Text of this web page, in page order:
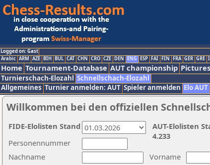
Logged on: Gast
Arabic ARM AZE BIH BUL CAT CHN CRO CZE DEN ENG ESP FAI FIN FRA GER GRE
Home Tournament-Database AUT championship Pictures
Turnierschach-Elozahl Schnellschach-Elozahl
Allgemeines Turnier anmelden: AUT Spieler anmelden Elo AUT
Willkommen bei den offiziellen
Nachname
Vorname
Personennummer
AUT-Elolisten
4.233
FIDE-Elolisten Stand